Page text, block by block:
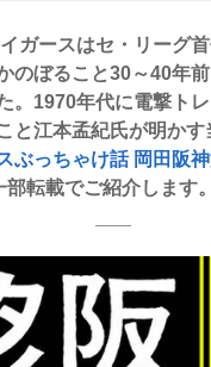
ガースはセ・リーグ
のぼること30～40年
。1970年代に電撃ト
と江本孟紀氏が明か
ぶっちゃけ話 岡田阪神
転載でご紹介します